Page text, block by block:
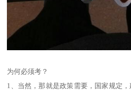
为何必须考？
1、当然，那就是政策需要，国家规定